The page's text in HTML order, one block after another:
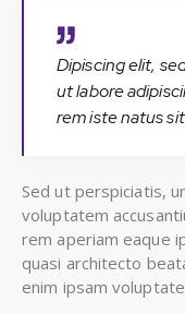
Dipiscing elit,
ut labore
rem iste natus
Sed ut perspiciatis,
voluptatem
rem aperiam eaque
quasi architecto
enim ipsam